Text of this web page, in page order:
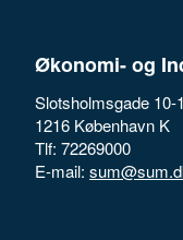
Økonomi- og
Slotsholmsgade 10-
1216 København K
Tlf: 72269000
E-mail: